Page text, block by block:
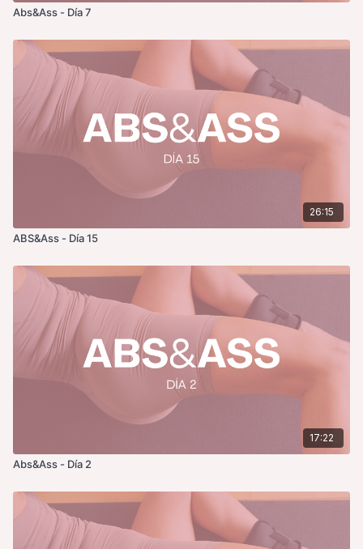
Abs&Ass - Día 7
26:15
ABS&Ass - Día 15
17:22
Abs&Ass - Día 2